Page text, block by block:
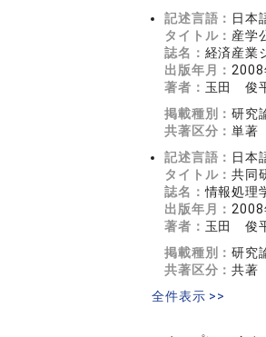
記述言語： 日本
タイトル： 産学
誌名： 経済産業
出版年月： 2008
著者： 玉田 俊
掲載種別：研究
共著区分：単著
記述言語： 日本
タイトル：共同
誌名：情報処理
出版年月： 2008
著者： 玉田 俊
掲載種別：研究
共著区分：共著
全件表示 >>